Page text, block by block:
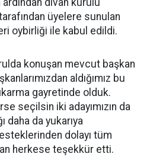
divan kurulu
üyelere sunulan
oybirliği ile kabul edildi.
konuşan mevcut başkan
aldığımız bu
gayretinde olduk.
seçilsin iki adayımızın da
daha da yukarıya
dolayı tüm
herkese teşekkür etti.